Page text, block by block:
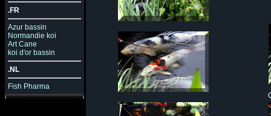
.FR
Azur bassin
Normandie koi
Art Cane
koi d'or bassin
.NL
Fish Pharma